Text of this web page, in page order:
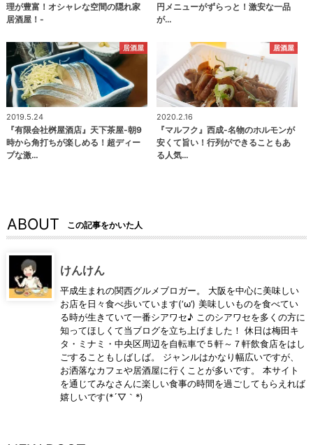
理が豊富！オシャレな空間の隠れ家
居酒屋！-
円メニューがずらっと！激安な一品
が…
居酒屋
2019.5.24
『有限会社桝屋酒店』天下茶屋-朝9
時から角打ちが楽しめる！超ディー
プな激…
居酒屋
2020.2.16
『マルフク』西成-名物のホルモンが
安くて旨い！行列ができることもあ
る人気…
ABOUT この記事をかいた人
けんけん
平成生まれの関西グルメブロガー。 大阪を中心に美味しい
お店を日々食べ歩いています(‘ω’) 美味しいものを食べてい
る時が生きていて一番シアワセ♪ このシアワセを多くの方に
知ってほしくて当ブログを立ち上げました！ 休日は梅田キ
タ・ミナミ・中央区周辺を自転車で５軒～７軒飲食店をはし
ごすることもしばしば。 ジャンルはかなり幅広いですが、
お洒落なカフェや居酒屋に行くことが多いです。 本サイト
を通じてみなさんに楽しい食事の時間を過ごしてもらえれば
嬉しいです(*´▽｀*)